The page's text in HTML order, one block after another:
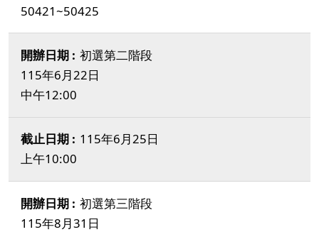
50421~50425
初選第二階段
115年6月22日
中午12:00
115年6月25日
上午10:00
初選第三階段
115年8月31日